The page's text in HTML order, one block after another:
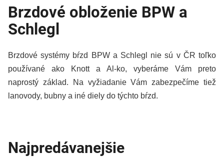
Brzdové obloženie BPW a
Schlegl
Brzdové systémy bŕzd BPW a Schlegl nie sú v ČR toľko
používané ako Knott a Al-ko, vyberáme Vám preto
naprostý základ. Na vyžiadanie Vám zabezpečíme tiež
lanovody, bubny a iné diely do týchto bŕzd.
Najpredávanejšie